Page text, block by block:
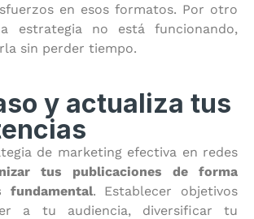
en esos formatos. Por otro
estrategia no está funcionando,
sin perder tiempo.
y actualiza tus
de marketing efectiva en redes
tus publicaciones de forma
fundamental. Establecer objetivos
a tu audiencia, diversificar tu